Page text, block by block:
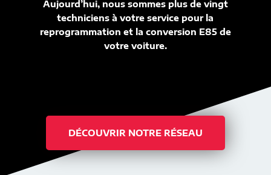
Aujourd’hui, nous sommes plus de vingt
techniciens à votre service pour la
reprogrammation et la conversion E85 de
votre voiture.
DÉCOUVRIR NOTRE RÉSEAU